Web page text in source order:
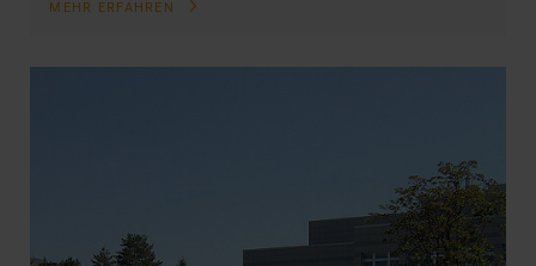
MEHR ERFAHREN